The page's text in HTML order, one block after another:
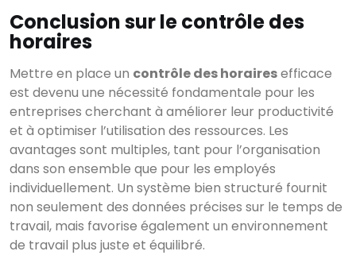
Conclusion sur le contrôle des
horaires
Mettre en place un contrôle des horairesefficace
est devenu une nécessité fondamentale pour les
entreprises cherchant à améliorer leur productivité
et à optimiser l’utilisation des ressources. Les
avantages sont multiples, tant pour l’organisation
dans son ensemble que pour les employés
individuellement. Un système bien structuré fournit
non seulement des données précises sur le temps de
travail, mais favorise également un environnement
de travail plus juste et équilibré.